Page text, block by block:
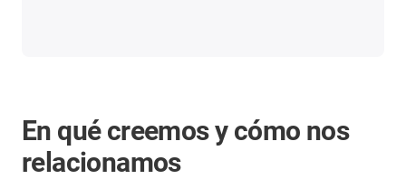
En qué creemos y cómo nos
relacionamos